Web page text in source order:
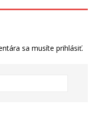
sa musíte prihlásiť.